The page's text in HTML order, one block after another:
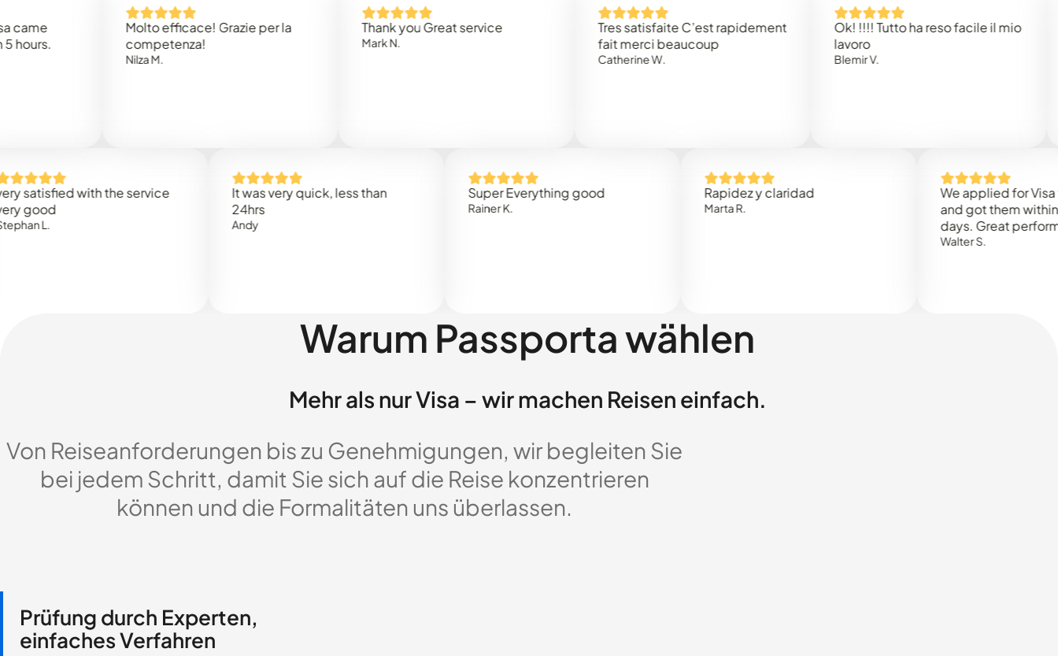
Molto efficace! Grazie per la
competenza!
Thank you Great service
Tres satisfaite C’est rapidement
fait merci beaucoup
Catherine W.
Ok! !!!! Tutto ha reso facile il mio
with the service
It was very quick, less than
Super Everything good Rapidez y claridad
We applied for Visa to
and got them within 3
days. Great performance!
Walter S.
Warum Passporta wählen
Mehr als nur Visa – wir machen Reisen einfach.
Von Reiseanforderungen bis zu Genehmigungen, wir begleiten Sie
bei jedem Schritt, damit Sie sich auf die Reise konzentrieren
können und die Formalitäten uns überlassen.
Prüfung durch Experten,
einfaches Verfahren